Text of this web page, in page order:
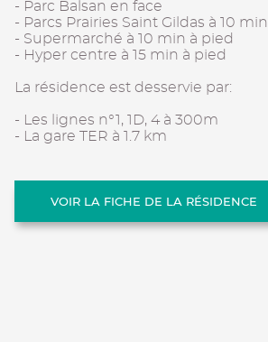
- Parc Balsan en face
- Parcs Prairies Saint Gildas à 10 min
- Supermarché à 10 min à pied
- Hyper centre à 15 min à pied
La résidence est desservie par:
- Les lignes n°1, 1D, 4 à 300m
- La gare TER à 1.7 km
VOIR LA FICHE DE LA RÉSIDENCE